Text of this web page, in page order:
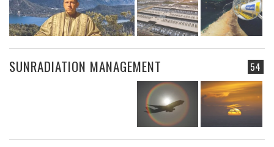
54
SUNRADIATION MANAGEMENT